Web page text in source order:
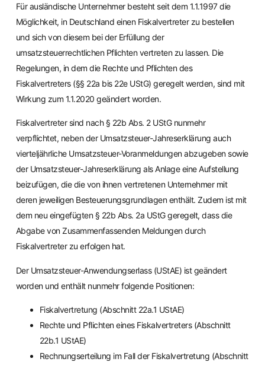
Für ausländische Unternehmer besteht seit dem 1.1.1997 die
Möglichkeit, in Deutschland einen Fiskalvertreter zu bestellen
und sich von diesem bei der Erfüllung der
umsatzsteuerrechtlichen Pflichten vertreten zu lassen. Die
Regelungen, in dem die Rechte und Pflichten des
Fiskalvertreters (§§ 22a bis 22e UStG) geregelt werden, sind mit
Wirkung zum 1.1.2020 geändert worden.
Fiskalvertreter sind nach § 22b Abs. 2 UStG nunmehr
verpflichtet, neben der Umsatzsteuer-Jahreserklärung auch
vierteljährliche Umsatzsteuer-Voranmeldungen abzugeben sowie
der Umsatzsteuer-Jahreserklärung als Anlage eine Aufstellung
beizufügen, die die von ihnen vertretenen Unternehmer mit
deren jeweiligen Besteuerungsgrundlagen enthält. Zudem ist mit
dem neu eingefügten § 22b Abs. 2a UStG geregelt, dass die
Abgabe von Zusammenfassenden Meldungen durch
Fiskalvertreter zu erfolgen hat.
Der Umsatzsteuer-Anwendungserlass (UStAE) ist geändert
worden und enthält nunmehr folgende Positionen:
Fiskalvertretung (Abschnitt 22a.1 UStAE)
Rechte und Pflichten eines Fiskalvertreters (Abschnitt
22b.1 UStAE)
Rechnungserteilung im Fall der Fiskalvertretung (Abschnitt